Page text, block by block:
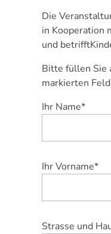
Die
in Kooperation
und
Bitte füllen Sie
markierten
Ihr Name*
Ihr Vorname*
Strasse und